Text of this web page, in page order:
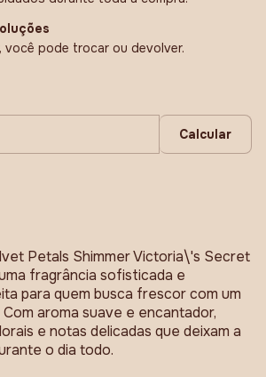
você pode trocar ou devolver.
Calcular
Petals Shimmer Victoria\'s Secret
fragrância sofisticada e
para quem busca frescor com um
aroma suave e encantador,
e notas delicadas que deixam a
o dia todo.